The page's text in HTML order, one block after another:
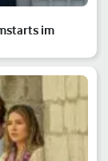
im